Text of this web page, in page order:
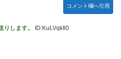
ライズ」「ガシャポン」2026年8
オタチー牛弱男どもの「おはよ
コメント欄へ引用
します。 ID:KuLVqkIl0